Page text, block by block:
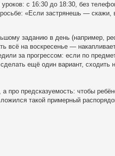
с 16:30 до 18:30, без
«Если застрянешь — скажи,
заданию в день (например,
всё на воскресенье —
за прогрессом: если по
ещё один вариант, сходить
про предсказуемость: чтобы
такой примерный